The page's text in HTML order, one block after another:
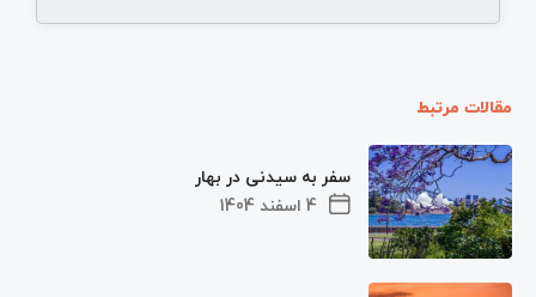
مقالات مرتبط
4 اسفند 1404
سفر به سیدنی در بهار